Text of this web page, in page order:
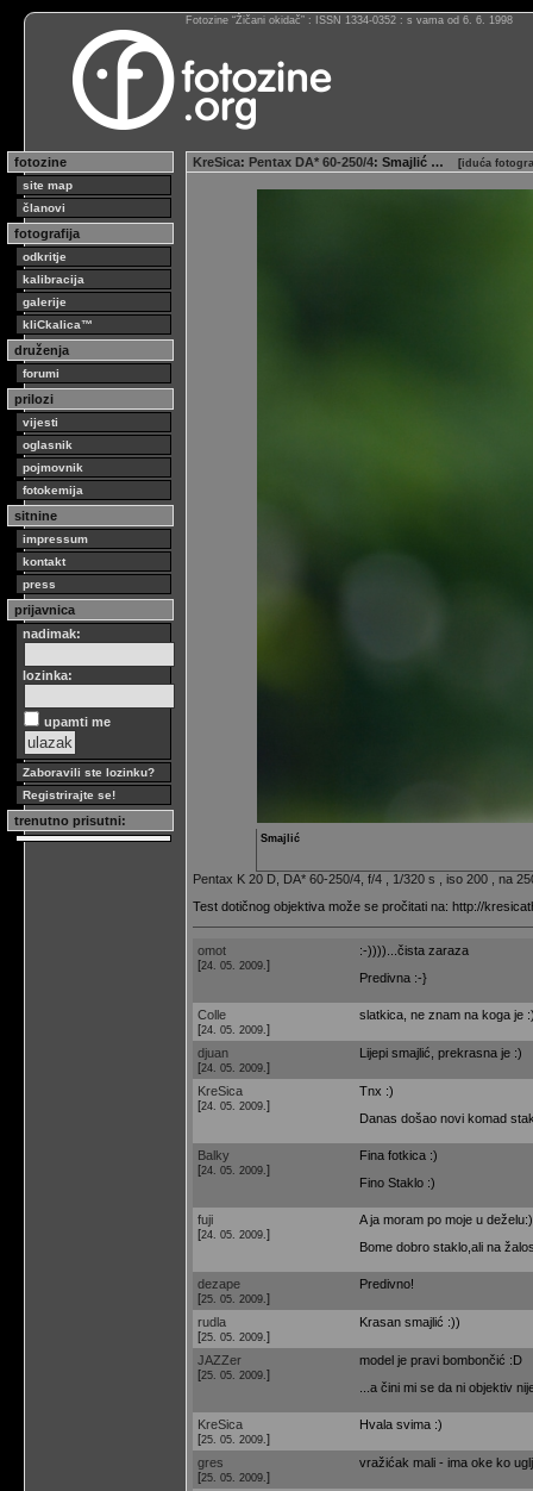
Fotozine “Žičani okidač” : ISSN 1334-0352 : s vama od 6. 6. 1998
fotozine
site map
članovi
fotografija
odkritje
kalibracija
galerije
kliCkalica™
druženja
forumi
prilozi
vijesti
oglasnik
pojmovnik
fotokemija
sitnine
impressum
kontakt
press
prijavnica
nadimak:
lozinka:
upamti me
Zaboravili ste lozinku?
Registrirajte se!
trenutno prisutni:
KreSica: Pentax DA* 60-250/4: Smajlić … [iduća
Smajlić
Pentax K 20 D, DA* 60-250/4, f/4 , 1/320 s , iso 200 , na
Test dotičnog objektiva može se pročitati na: http://
omot
[24. 05. 2009. ]
:-))))...čista zaraza
Predivna :-}
Colle
[24. 05. 2009. ]
slatkica, ne znam na koga je
djuan
[24. 05. 2009. ]
Lijepi smajlić, prekrasna je :)
KreSica
[24. 05. 2009. ]
Tnx :)
Danas došao novi komad
Balky
[24. 05. 2009. ]
Fina fotkica :)
Fino Staklo :)
fuji
[24. 05. 2009. ]
A ja moram po moje u
Bome dobro staklo,ali na
dezape
[25. 05. 2009. ]
Predivno!
rudla
[25. 05. 2009. ]
Krasan smajlić :))
JAZZer
[25. 05. 2009. ]
model je pravi bombončić :D
...a čini mi se da ni objektiv
KreSica
[25. 05. 2009. ]
Hvala svima :)
gres
[25. 05. 2009. ]
vražićak mali - ima oke ko